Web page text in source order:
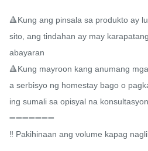
🔺Kung ang pinsala sa produkto ay
sito, ang tindahan ay may
abayaran
🔺Kung mayroon kang anumang
a serbisyo ng homestay bago o
ing sumali sa opisyal na
➖➖➖➖➖➖➖
‼ ️Pakihinaan ang volume kapag